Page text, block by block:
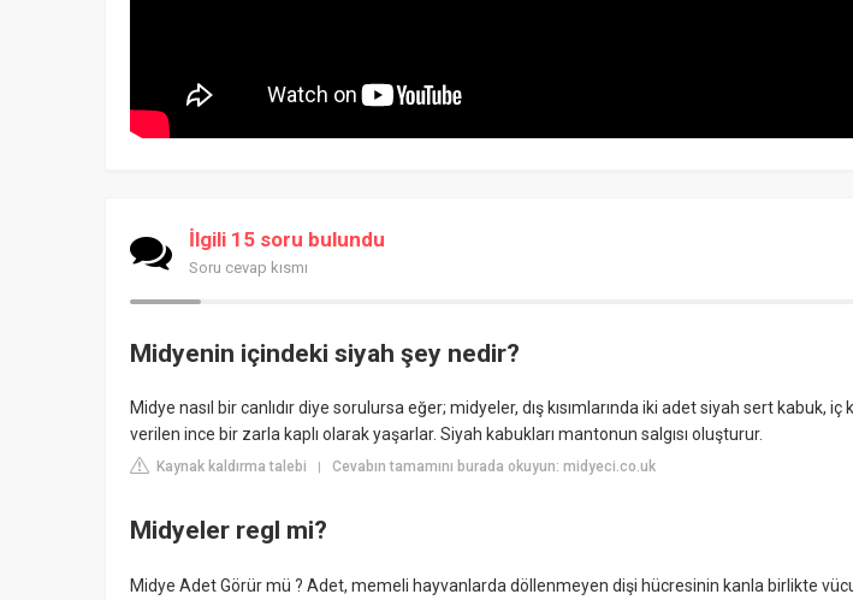
İlgili 15 soru bulundu
Soru cevap kısmı
Midyenin içindeki siyah şey nedir?
Midye nasıl bir canlıdır diye sorulursa eğer; midyeler, dış kısımlarında iki adet siyah sert kabuk, iç
verilen ince bir zarla kaplı olarak yaşarlar. Siyah kabukları mantonun salgısı oluşturur.
Kaynak kaldırma talebi | Cevabın tamamını burada okuyun: midyeci.co.uk
Midyeler regl mi?
Midye Adet Görür mü ? Adet, memeli hayvanlarda döllenmeyen dişi hücresinin kanla birlikte